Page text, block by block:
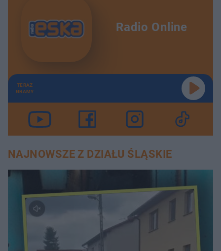
Radio Online
TERAZ
GRAMY
NAJNOWSZE Z DZIAŁU ŚLĄSKIE